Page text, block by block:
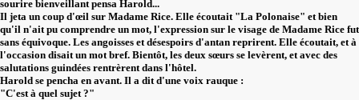
sourire bienveillant pensa Harold...
Il jeta un coup d'œil sur Madame Rice. Elle écoutait "La Polonaise" et bien
qu'il n'ait pu comprendre un mot, l'expression sur le visage de Madame Rice fut
sans équivoque. Les angoisses et désespoirs d'antan reprirent. Elle écoutait, et à
l'occasion disait un mot bref. Bientôt, les deux sœurs se levèrent, et avec des
salutations guindées rentrèrent dans l'hôtel.
Harold se pencha en avant. Il a dit d'une voix rauque :
"C'est à quel sujet ?"